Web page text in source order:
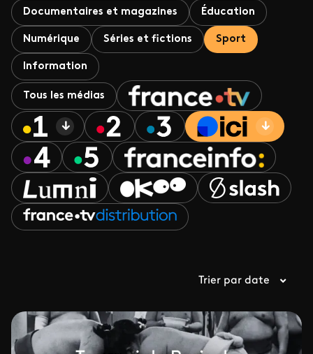
Documentaires et magazines Éducation
Numérique Séries et fictions Sport
Information
Tous les médias
Trier par date